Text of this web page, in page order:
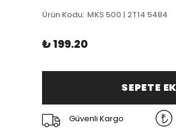
Ürün Kodu: MKS 500 | 2T14 5484
₺ 199.20
SEPETE
Güvenli Kargo